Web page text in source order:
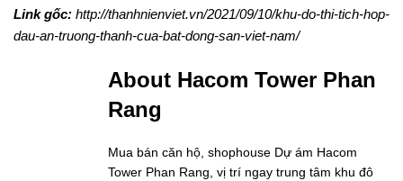
Link gốc: http://thanhnienviet.vn/2021/09/10/khu-do-thi-tich-hop-
dau-an-truong-thanh-cua-bat-dong-san-viet-nam/
About Hacom Tower Phan
Rang
Mua bán căn hộ, shophouse Dự ám Hacom
Tower Phan Rang, vị trí ngay trung tâm khu đô